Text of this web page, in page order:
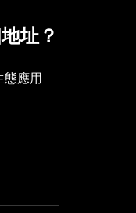
址？
態應用